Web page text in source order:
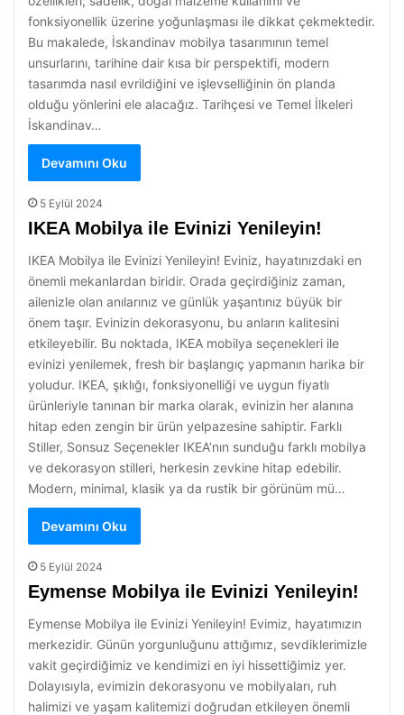
fonksiyonellik üzerine yoğunlaşması ile dikkat çekmektedir.
Bu makalede, İskandinav mobilya tasarımının temel
unsurlarını, tarihine dair kısa bir perspektifi, modern
tasarımda nasıl evrildiğini ve işlevselliğinin ön planda
olduğu yönlerini ele alacağız. Tarihçesi ve Temel İlkeleri
İskandinav…
Devamını Oku
5 Eylül 2024
IKEA Mobilya ile Evinizi Yenileyin!
IKEA Mobilya ile Evinizi Yenileyin! Eviniz, hayatınızdaki en
önemli mekanlardan biridir. Orada geçirdiğiniz zaman,
ailenizle olan anılarınız ve günlük yaşantınız büyük bir
önem taşır. Evinizin dekorasyonu, bu anların kalitesini
etkileyebilir. Bu noktada, IKEA mobilya seçenekleri ile
evinizi yenilemek, fresh bir başlangıç yapmanın harika bir
yoludur. IKEA, şıklığı, fonksiyonelliği ve uygun fiyatlı
ürünleriyle tanınan bir marka olarak, evinizin her alanına
hitap eden zengin bir ürün yelpazesine sahiptir. Farklı
Stiller, Sonsuz Seçenekler IKEA’nın sunduğu farklı mobilya
ve dekorasyon stilleri, herkesin zevkine hitap edebilir.
Modern, minimal, klasik ya da rustik bir görünüm mü…
Devamını Oku
5 Eylül 2024
Eymense Mobilya ile Evinizi Yenileyin!
Eymense Mobilya ile Evinizi Yenileyin! Evimiz, hayatımızın
merkezidir. Günün yorgunluğunu attığımız, sevdiklerimizle
vakit geçirdiğimiz ve kendimizi en iyi hissettiğimiz yer.
Dolayısıyla, evimizin dekorasyonu ve mobilyaları, ruh
halimizi ve yaşam kalitemizi doğrudan etkileyen önemli